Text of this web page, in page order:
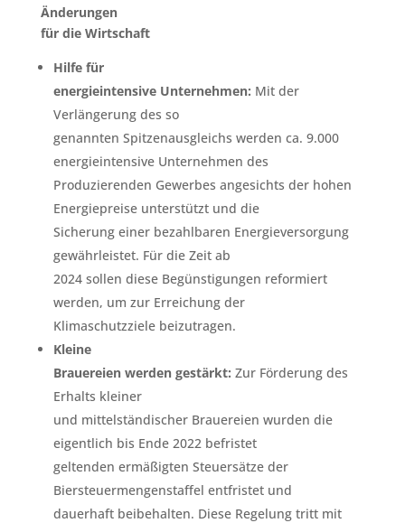
Änderungen
für die Wirtschaft
Hilfe für
energieintensive Unternehmen: Mit der
Verlängerung des so
genannten Spitzenausgleichs werden ca. 9.000
energieintensive Unternehmen des
Produzierenden Gewerbes angesichts der hohen
Energiepreise unterstützt und die
Sicherung einer bezahlbaren Energieversorgung
gewährleistet. Für die Zeit ab
2024 sollen diese Begünstigungen reformiert
werden, um zur Erreichung der
Klimaschutzziele beizutragen.
Kleine
Brauereien werden gestärkt: Zur Förderung des
Erhalts kleiner
und mittelständischer Brauereien wurden die
eigentlich bis Ende 2022 befristet
geltenden ermäßigten Steuersätze der
Biersteuermengenstaffel entfristet und
dauerhaft beibehalten. Diese Regelung tritt mit